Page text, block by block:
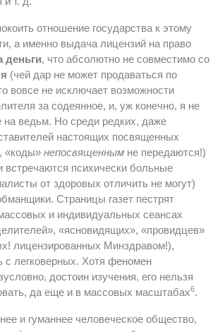
отношение государства к этому
а именно выдача лицензий на право
деньги, что абсолютно не совместимо со
(чей дар не может продаваться по
вовсе не исключает возможности
за содеянное, и, уж конечно, я не
на ведьм. Но среди редких, даже
настоящих посвященных
«коды» непосвященным не передаются!)
встречаются психически больные
от здоровых отличить не могут)
Страницы газет пестрят
и индивидуальных сеансах
«ясновидящих», «провидцев»
лицензированных Минздравом!),
легковерных. Хотя феномен
достоин изучения, его нельзя
да еще и в массовых масштабах6.
и гуманнее человеческое общество,